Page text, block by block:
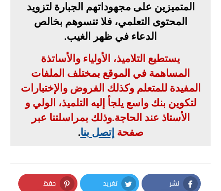
المتميزين على مجهوداتهم الجبارة لتزويد
المحتوى التعلمي، فلا تنسوهم بخالص
الدعاء في ظهر الغيب.
يستطيع التلاميذ، الأولياء والأساتذة
المساهمة في الموقع بمختلف الملفات
المفيدة للمتعلم وكذلك الفروض والإختبارات
لتكوين بنك واسع يلجأ إليه التلميذ، الولي و
الأستاذ عند الحاجة.وذلك بمراسلتنا عبر
صفحة إتصل بنا.
نشر تغريد حفظ